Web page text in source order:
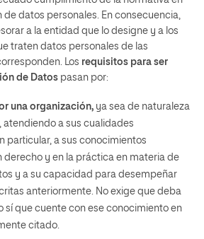
datos personales. En consecuencia,
a la entidad que lo designe y a los
traten datos personales de las
Los requisitos para ser
de Datos pasan por:
una organización,ya sea de naturaleza
atendiendo a sus cualidades
particular, a sus conocimientos
derechoy en la práctica en materia de
y a su capacidad para desempeñar
anteriormente. No exige que deba
sí que cuente con ese conocimiento en
citado.